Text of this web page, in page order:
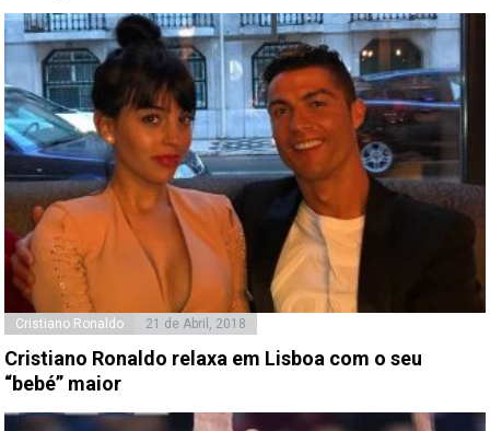
Cristiano Ronaldo 21 de Abril, 2018
Cristiano Ronaldo relaxa em Lisboa com o seu
“bebé” maior